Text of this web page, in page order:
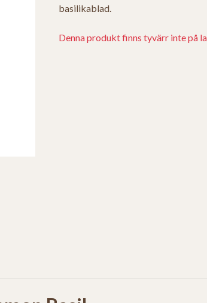
basilikablad.
Denna produkt finns tyvärr inte på